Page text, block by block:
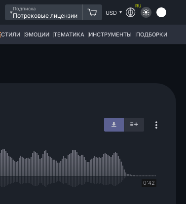
Подписка
Потрековые лицензии USD
RU
СТИЛИ ЭМОЦИИ ТЕМАТИКА ИНСТРУМЕНТЫ ПОДБОРКИ
0:42